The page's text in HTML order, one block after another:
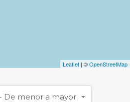
Leaflet | ©OpenStreetMap
De menor a mayor